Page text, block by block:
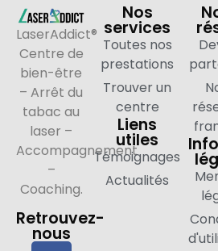
LaserAddict®
Centre de
bien-être
– Arrêt du
tabac au
laser –
Accompagnement
–
Coaching.
Retrouvez-
nous
Nos
services
Toutes nos
prestations
Trouver un
centre
Liens
utiles
Témoignages
Actualités